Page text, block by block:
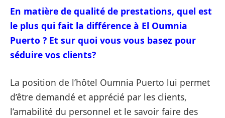
En matière de qualité de prestations, quel est
le plus qui fait la différence à El Oumnia
Puerto ? Et sur quoi vous vous basez pour
séduire vos clients?
La position de l’hôtel Oumnia Puerto lui permet
d’être demandé et apprécié par les clients,
l’amabilité du personnel et le savoir faire des